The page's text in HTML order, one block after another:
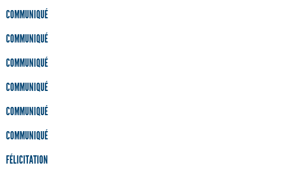
COMMUNIQUÉ
COMMUNIQUÉ
COMMUNIQUÉ
COMMUNIQUÉ
COMMUNIQUÉ
COMMUNIQUÉ
FÉLICITATION